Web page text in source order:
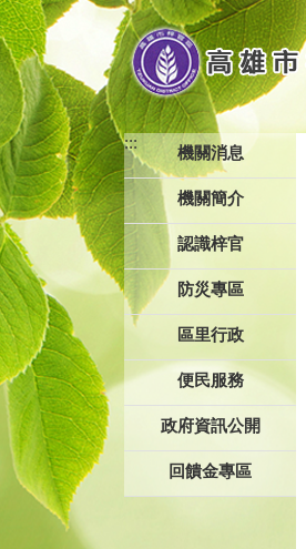
跳到主要內容區塊
:::
機關消息
機關簡介
認識梓官
防災專區
區里行政
便民服務
政府資訊公開
回饋金專區